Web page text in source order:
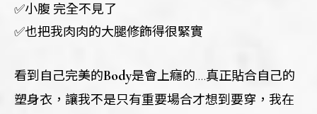
✅小腹 完全不見了
✅也把我肉肉的大腿修飾得很緊實
看到自己完美的Body是會上癮的….真正貼合自己的
塑身衣，讓我不是只有重要場合才想到要穿，我在